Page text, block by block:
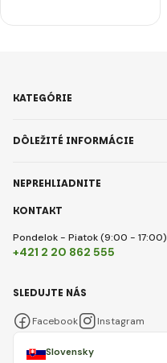
KONTAKT
Pondelok - Piatok (9:00 - 17:00)
+421 2 20 862 555
KATEGÓRIE
DÔLEŽITÉ INFORMÁCIE
NEPREHLIADNITE
Slovensky
SLEDUJTE NÁS
Facebook Instagram